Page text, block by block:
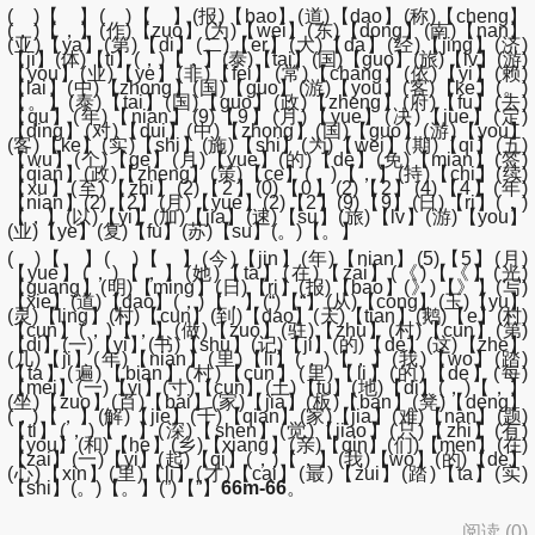
( )【 】( )【 】(报)【bao】(道)【dao】(称)【cheng】
(，)【，】(作)【zuo】(为)【wei】(东)【dong】(南)【nan】
(亚)【ya】(第)【di】(二)【er】(大)【da】(经)【jing】(济)
【ji】(体)【ti】(，)【，】(泰)【tai】(国)【guo】(旅)【lv】(游)
【you】(业)【ye】(非)【fei】(常)【chang】(依)【yi】(赖)
【lai】(中)【zhong】(国)【guo】(游)【you】(客)【ke】(。)
【。】(泰)【tai】(国)【guo】(政)【zheng】(府)【fu】(去)
【qu】(年)【nian】(9)【9】(月)【yue】(决)【jue】(定)
【ding】(对)【dui】(中)【zhong】(国)【guo】(游)【you】
(客)【ke】(实)【shi】(施)【shi】(为)【wei】(期)【qi】(五)
【wu】(个)【ge】(月)【yue】(的)【de】(免)【mian】(签)
【qian】(政)【zheng】(策)【ce】(，)【，】(持)【chi】(续)
【xu】(至)【zhi】(2)【2】(0)【0】(2)【2】(4)【4】(年)
【nian】(2)【2】(月)【yue】(2)【2】(9)【9】(日)【ri】(，)
【，】(以)【yi】(加)【jia】(速)【su】(旅)【lv】(游)【you】
(业)【ye】(复)【fu】(苏)【su】(。)【。】
( )【 】( )【 】(今)【jin】(年)【nian】(5)【5】(月)
【yue】(，)【，】(她)【ta】(在)【zai】(《)【《】(光)
【guang】(明)【ming】(日)【ri】(报)【bao】(》)【》】(写)
【xie】(道)【dao】(，)【，】(“)【“】(从)【cong】(玉)【yu】
(灵)【ling】(村)【cun】(到)【dao】(天)【tian】(鹅)【e】(村)
【cun】(，)【，】(做)【zuo】(驻)【zhu】(村)【cun】(第)
【di】(一)【yi】(书)【shu】(记)【ji】(的)【de】(这)【zhe】
(几)【ji】(年)【nian】(里)【li】(，)【，】(我)【wo】(踏)
【ta】(遍)【bian】(村)【cun】(里)【li】(的)【de】(每)
【mei】(一)【yi】(寸)【cun】(土)【tu】(地)【di】(，)【，】
(坐)【zuo】(百)【bai】(家)【jia】(板)【ban】(凳)【deng】
(，)【，】(解)【jie】(千)【qian】(家)【jia】(难)【nan】(题)
【ti】(，)【，】(深)【shen】(觉)【jiao】(只)【zhi】(有)
【you】(和)【he】(乡)【xiang】(亲)【qin】(们)【men】(在)
【zai】(一)【yi】(起)【qi】(，)【，】(我)【wo】(的)【de】
(心)【xin】(里)【li】(才)【cai】(最)【zui】(踏)【ta】(实)
【shi】(。)【。】(”)【”】66m-66。